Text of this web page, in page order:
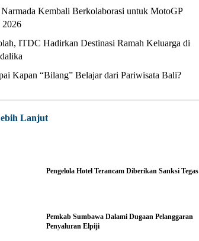
Kembali Berkolaborasi untuk MotoGP
2026
ITDC Hadirkan Destinasi Ramah Keluarga di
Kapan “Bilang” Belajar dari Pariwisata Bali?
Lanjut
Pengelola Hotel Terancam Diberikan Sanksi Tegas
Pemkab Sumbawa Dalami Dugaan Pelanggaran
Penyaluran Elpiji